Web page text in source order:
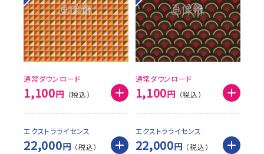
通常ダウンロード
1,100円
エクストラライセンス
22,000円
通常ダウンロード
1,100円
エクストラライセンス
22,000円